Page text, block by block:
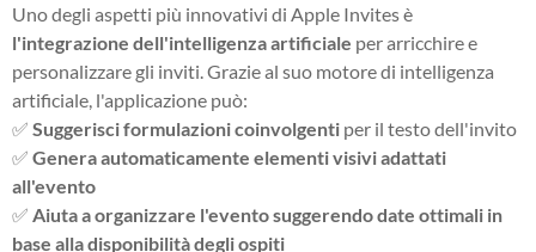
Uno degli aspetti più innovativi di Apple Invites è
l'integrazione dell'intelligenza artificiale per arricchire e
personalizzare gli inviti. Grazie al suo motore di intelligenza
artificiale, l'applicazione può:
✅ Suggerisci formulazioni coinvolgenti per il testo dell'invito
✅ Genera automaticamente elementi visivi adattati
all'evento
✅ Aiuta a organizzare l'evento suggerendo date ottimali in
base alla disponibilità degli ospiti